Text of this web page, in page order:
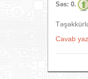
Səs: 0.
Cavab